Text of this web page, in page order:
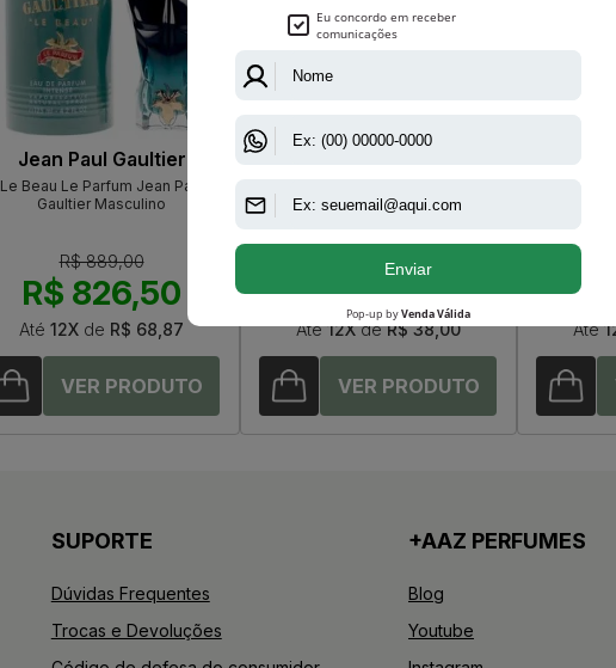
Jean Paul Gaultier
Le Beau Le Parfum Jean Paul
Gaultier Masculino
R$ 889,00
R$ 826,50
Até 12X de R$ 68,87
Toilette Masculino
R$ 578,00
R$ 456,00
Até12XdeR$ 38,00
Amber
De
Até
SUPORTE
Dúvidas Frequentes
Trocas e Devoluções
+AAZ PERFUMES
Blog
Youtube